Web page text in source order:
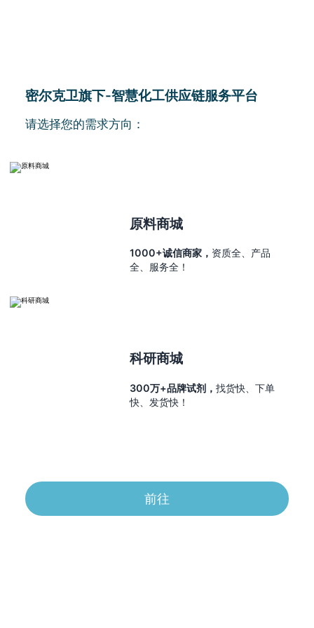
密尔克卫旗下-智慧化工供应链服务平台
请选择您的需求方向：
原料商城
1000+诚信商家， 资质全、产品
全、服务全！
科研商城
300万+品牌试剂，找货快、下单
快、发货快！
前往